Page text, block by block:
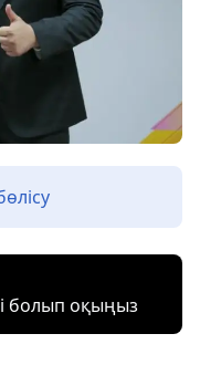
болып оқыңыз